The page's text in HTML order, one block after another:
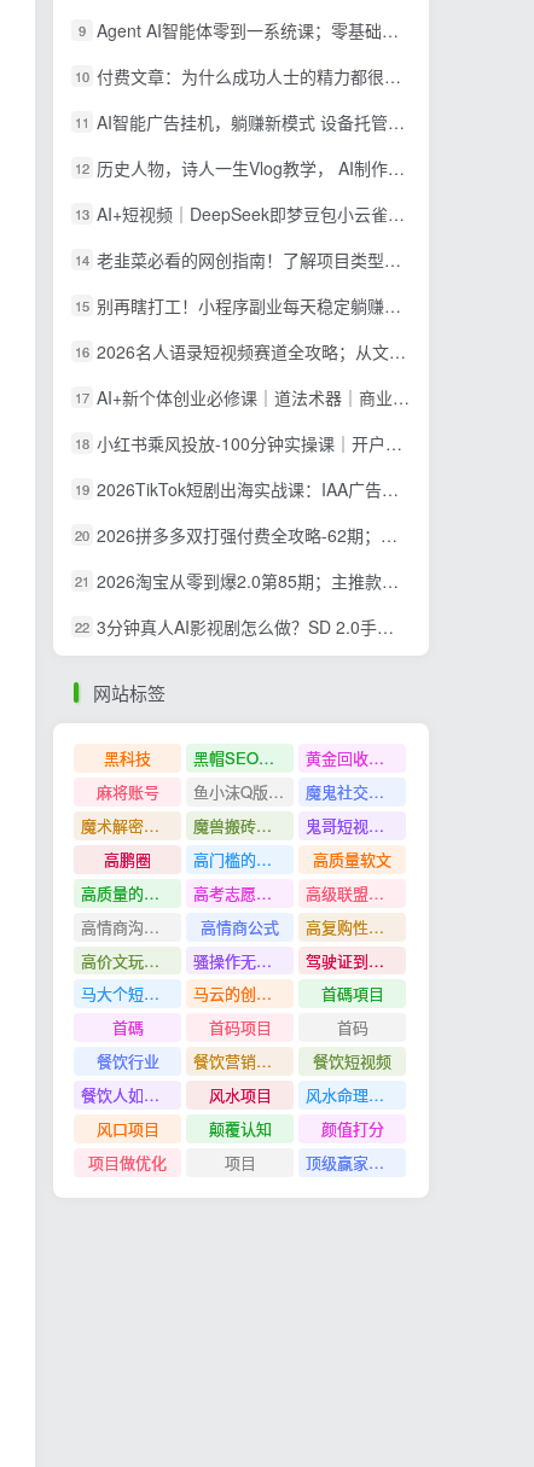
9 Agent AI智能体零到一系统课；零基础也能学会自动化实战，从核心概念到Coze工作流搭建完整覆盖
10 付费文章：为什么成功人士的精力都很旺盛？
11 AI智能广告挂机，躺赚新模式 设备托管运行，解放双手持续变现
12 历史人物，诗人一生Vlog教学， AI制作丨伙伴计划丨精选收益丨商单收徒 ，新领域红利期，抓紧做
13 AI+短视频｜DeepSeek即梦豆包小云雀全工具教学，从账号定位到剪映剪辑，零基础也能快速上手做爆款
14 老韭菜必看的网创指南！了解项目类型，才能找到好的项目，才能拿到想要的结果
15 别再瞎打工！小程序副业每天稳定躺赚200+
16 2026名人语录短视频赛道全攻略；从文案撰写到声音克隆部署，系统掌握涨粉变现双赢制作技术
17 AI+新个体创业必修课｜道法术器｜商业逻辑·小红书流量·AI智能体｜低成本打造个人变现小生意全套教学
18 小红书乘风投放-100分钟实操课｜开户返点·标准投搭建·莱卡定向，新店建模撬动笔记自然流量全套教学
19 2026TikTok短剧出海实战课：IAA广告分账×IAP付费变现×账号搭建×平台规则×双轨爆发×回款全流程
20 2026拼多多双打强付费全攻略-62期；成本推广加托管双剑合璧，系统讲解7种付费玩法优劣势与选择策略
21 2026淘宝从零到爆2.0第85期；主推款五项高权重初始设置，改销量评晒秒单快速破零积累基础权重
22 3分钟真人AI影视剧怎么做？SD 2.0手把手完整制作流程｜Higgsfield 14天SD 2.0/2.5无限生成
网站标签
黑科技 黑帽SEO案例分析
黄金回收奢侈品
麻将账号
鱼小沫Q版人物团练课
魔鬼社交实战课全套课程
魔术解密教程
魔兽搬砖搞钱
鬼哥短视频底层逻辑
高鹏圈
高门槛的生意
高质量软文
高质量的问答和知识分享
高考志愿填报
高级联盟营销教程
高情商沟通管理课
高情商公式
高复购性行业
高价文玩众筹分红项目
骚操作无脑裂变
驾驶证到期换证
马大个短视频投放课
马云的创业故事
首碼項目
首碼
首码项目
首码
餐饮行业
餐饮营销管理特训班
餐饮短视频
餐饮人如何用团购给门店拓客
风水项目
风水命理项目
风口项目
颠覆认知
颜值打分
项目做优化
项目 顶级赢家思维